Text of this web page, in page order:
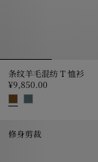
条纹羊毛混纺 T 恤衫
¥9,850.00
修身剪裁